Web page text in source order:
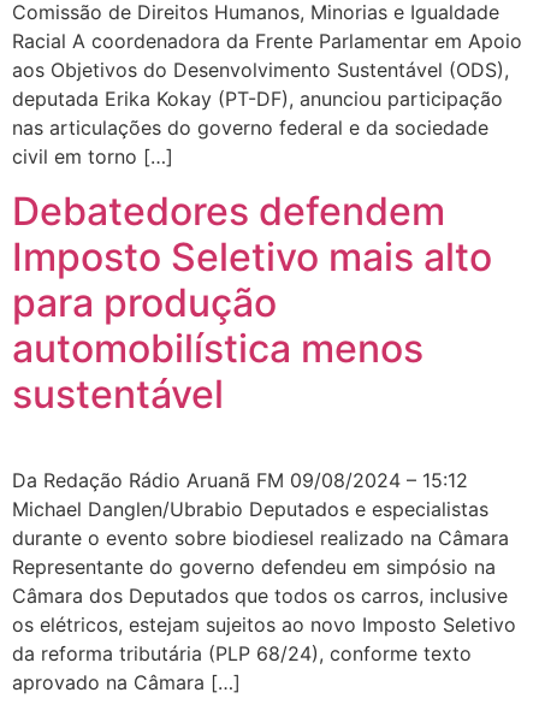
Comissão de Direitos Humanos, Minorias e Igualdade
Racial A coordenadora da Frente Parlamentar em Apoio
aos Objetivos do Desenvolvimento Sustentável (ODS),
deputada Erika Kokay (PT-DF), anunciou participação
nas articulações do governo federal e da sociedade
civil em torno […]
Debatedores defendem
Imposto Seletivo mais alto
para produção
automobilística menos
sustentável
Da Redação Rádio Aruanã FM 09/08/2024 – 15:12
Michael Danglen/Ubrabio Deputados e especialistas
durante o evento sobre biodiesel realizado na Câmara
Representante do governo defendeu em simpósio na
Câmara dos Deputados que todos os carros, inclusive
os elétricos, estejam sujeitos ao novo Imposto Seletivo
da reforma tributária (PLP 68/24), conforme texto
aprovado na Câmara […]